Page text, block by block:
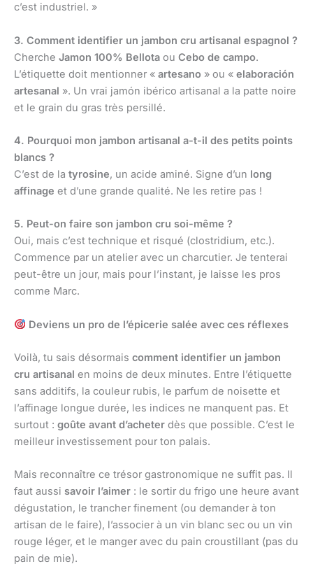
c’est industriel. »
3. Comment identifier un jambon cru artisanal espagnol ?
Cherche Jamon 100% Bellota ou Cebo de campo.
L’étiquette doit mentionner « artesano » ou « elaboración
artesanal ». Un vrai jamón ibérico artisanal a la patte noire
et le grain du gras très persillé.
4. Pourquoi mon jambon artisanal a-t-il des petits points
blancs ?
C’est de la tyrosine, un acide aminé. Signe d’un long
affinage et d’une grande qualité. Ne les retire pas !
5. Peut-on faire son jambon cru soi-même ?
Oui, mais c’est technique et risqué (clostridium, etc.).
Commence par un atelier avec un charcutier. Je tenterai
peut-être un jour, mais pour l’instant, je laisse les pros
comme Marc.
Deviens un pro de l’épicerie salée avec ces réflexes
Voilà, tu sais désormais comment identifier un jambon
cru artisanal en moins de deux minutes. Entre l’étiquette
sans additifs, la couleur rubis, le parfum de noisette et
l’affinage longue durée, les indices ne manquent pas. Et
surtout : goûte avant d’acheter dès que possible. C’est le
meilleur investissement pour ton palais.
Mais reconnaître ce trésor gastronomique ne suffit pas. Il
faut aussi savoir l’aimer : le sortir du frigo une heure avant
dégustation, le trancher finement (ou demander à ton
artisan de le faire), l’associer à un vin blanc sec ou un vin
rouge léger, et le manger avec du pain croustillant (pas du
pain de mie).